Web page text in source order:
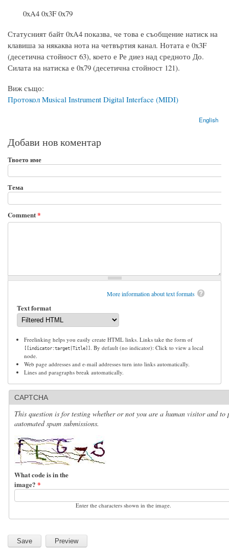
0xA4 0x3F 0x79
Статусният байт 0xA4 показва, че това е съобщение натиск на
клавиша за някаква нота на четвъртия канал. Нотата е 0x3F
(десетична стойност 63), което е Ре диез над средното До.
Силата на натиска е 0x79 (десетична стойност 121).
Виж също:
Протокол Musical Instrument Digital Interface (MIDI)
English
Добави нов коментар
Твоето име
Тема
Comment*
More information about text formats
Text format
Freelinking helps you easily create HTML links. Links take the form of
[[indicator:target|Title]]
. By default (no indicator): Click to view a local
node.
Web page addresses and e-mail addresses turn into links automatically.
Lines and paragraphs break automatically.
CAPTCHA
This question is for testing whether or not you are a human visitor and to
automated spam submissions.
What code is in the
image? *
Enter the characters shown in the image.